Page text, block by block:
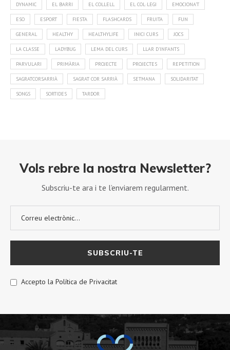
DYNAMIC EL BARRI EL COLLELL EL COL·LEGI EMOCIONA'T
ESO ESPORT FIESTA FLASHCARDS FRUITA FUN
GENERAL HEALTHY HEALTHYLIFE INICI CURS JOCS
LA CLASSE LADYBUG LEMA DEL CURS LLAR D'INFANTS
PARVULARI PRIMÀRIA PROJECTE PROJECTES REPETITION
SAGRATCORSARRIÀ SAGRAT COR SARRIÀ SETMANA SOLIDARITAT
SONGS SORTIDES TARDOR
Vols rebre la nostra Newsletter?
Subscriu-te ara i te l’enviarem regularment.
Accepto la Política de Privacitat